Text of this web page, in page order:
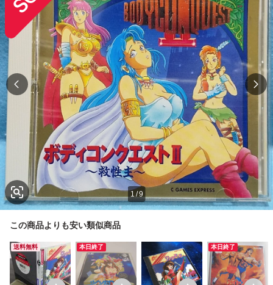
1/9
この商品よりも安い類似商品
送料無料 本日終了 本日終了